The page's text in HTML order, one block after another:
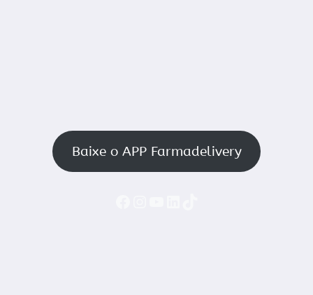
Baixe o APP Farmadelivery